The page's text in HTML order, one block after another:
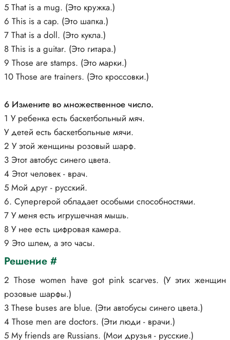
5 That is a mug. (Это кружка.)
6 This is a cap. (Это шапка.)
7 That is a doll. (Это кукла.)
8 This is a guitar. (Это гитара.)
9 Those are stamps. (Это марки.)
10 Those are trainers. (Это кроссовки.)
6 Измените во множественное число.
1 У ребенка есть баскетбольный мяч.
У детей есть баскетбольные мячи.
2 У этой женщины розовый шарф.
3 Этот автобус синего цвета.
4 Этот человек - врач.
5 Мой друг - русский.
6. Супергерой обладает особыми способностями.
7 У меня есть игрушечная мышь.
8 У нее есть цифровая камера.
9 Это шлем, а это часы.
Решение #
2 Those women have got pink scarves. (У этих женщин
розовые шарфы.)
3 These buses are blue. (Эти автобусы синего цвета.)
4 Those men are doctors. (Эти люди - врачи.)
5 My friends are Russians. (Мои друзья - русские.)